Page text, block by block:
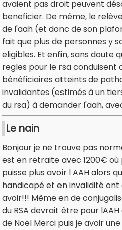
avaient pas droit peuvent
beneficier. De même, le
de l'aah (et donc de son
fait que plus de personnes y
eligibles. Et enfin, sans doute
regles pour le rsa conduisent
bénéficiaires atteints de
invalidantes (estimés à un
du rsa) à demander l'aah,
Le nain
Bonjour je ne trouve pas
est en retraite avec 1200€ où
puisse plus avoir l AAH alors
handicapé et en invalidité
avoir!!! Même en de
du RSA devrait être pour
de Noël Merci puis je avoir